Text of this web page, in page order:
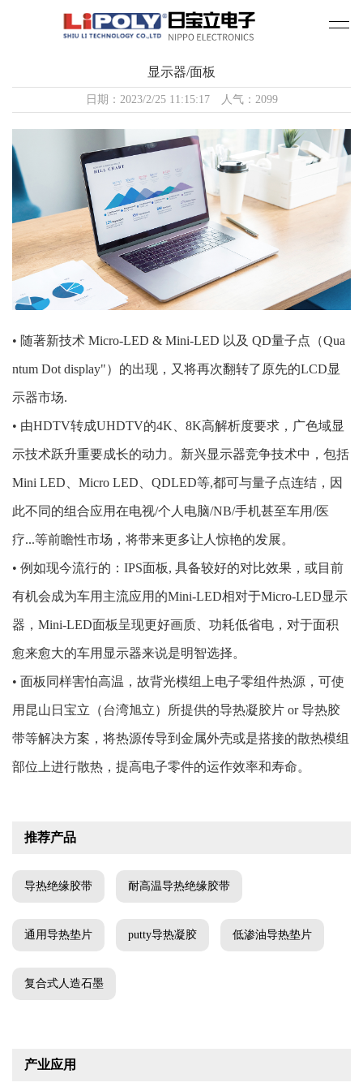
显示器/面板
日期：2023/2/25 11:15:17 人气：2099
• 随著新技术 Micro-LED & Mini-LED 以及 QD量子点（Qua
ntum Dot display"）的出现，又将再次翻转了原先的LCD显
示器市场.
• 由HDTV转成UHDTV的4K、8K高解析度要求，广色域显
示技术跃升重要成长的动力。新兴显示器竞争技术中，包括
Mini LED、Micro LED、QDLED等,都可与量子点连结，因
此不同的组合应用在电视/个人电脑/NB/手机甚至车用/医
疗...等前瞻性市场，将带来更多让人惊艳的发展。
• 例如现今流行的：IPS面板, 具备较好的对比效果，或目前
有机会成为车用主流应用的Mini-LED相对于Micro-LED显示
器，Mini-LED面板呈现更好画质、功耗低省电，对于面积
愈来愈大的车用显示器来说是明智选择。
• 面板同样害怕高温，故背光模组上电子零组件热源，可使
用昆山日宝立（台湾旭立）所提供的导热凝胶片 or 导热胶
带等解决方案，将热源传导到金属外壳或是搭接的散热模组
部位上进行散热，提高电子零件的运作效率和寿命。
推荐产品
导热绝缘胶带 耐高温导热绝缘胶带
通用导热垫片 putty导热凝胶 低渗油导热垫片
复合式人造石墨
产业应用